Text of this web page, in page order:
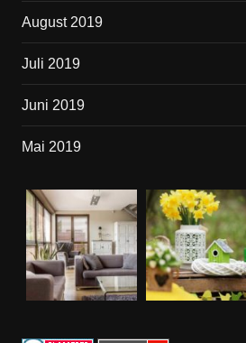
August 2019
Juli 2019
Juni 2019
Mai 2019